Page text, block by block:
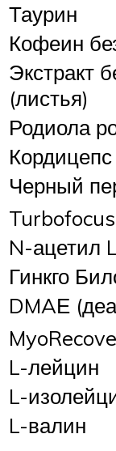
Таурин
Кофеин
Экстракт
(листья)
Родиола
Кордицепс
Черный
N-ацетил
Гинкго
DMAЕ
L-лейцин
L-
L-валин